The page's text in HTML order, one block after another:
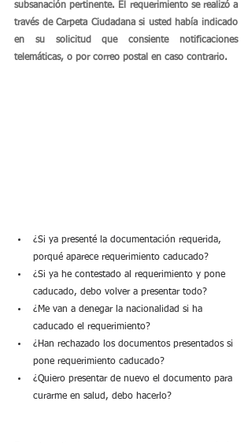
subsanación pertinente. El requerimiento se realizó a
través de Carpeta Ciudadana si usted había indicado
en su solicitud que consiente notificaciones
telemáticas, o por correo postal en caso contrario.
¿Si ya presenté la documentación requerida,
porqué aparece requerimiento caducado?
¿Si ya he contestado al requerimiento y pone
caducado, debo volver a presentar todo?
¿Me van a denegar la nacionalidad si ha
caducado el requerimiento?
¿Han rechazado los documentos presentados si
pone requerimiento caducado?
¿Quiero presentar de nuevo el documento para
curarme en salud, debo hacerlo?